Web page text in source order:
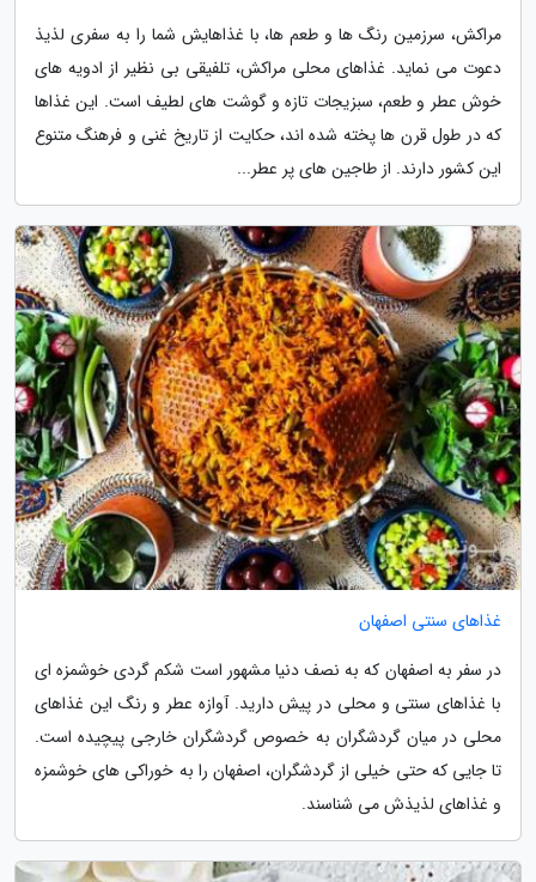
مراکش، سرزمین رنگ ها و طعم ها، با غذاهایش شما را به سفری لذیذ
دعوت می نماید. غذاهای محلی مراکش، تلفیقی بی نظیر از ادویه های
خوش عطر و طعم، سبزیجات تازه و گوشت های لطیف است. این غذاها
که در طول قرن ها پخته شده اند، حکایت از تاریخ غنی و فرهنگ متنوع
این کشور دارند. از طاجین های پر عطر...
غذاهای سنتی اصفهان
در سفر به اصفهان که به نصف دنیا مشهور است شکم گردی خوشمزه ای
با غذاهای سنتی و محلی در پیش دارید. آوازه عطر و رنگ این غذاهای
محلی در میان گردشگران به خصوص گردشگران خارجی پیچیده است.
تا جایی که حتی خیلی از گردشگران، اصفهان را به خوراکی های خوشمزه
و غذاهای لذیذش می شناسند.